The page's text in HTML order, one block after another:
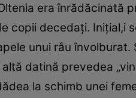
era înrădăcinată
copii decedaţi. Iniţial,i
unui râu
datină prevedea
la schimb unei